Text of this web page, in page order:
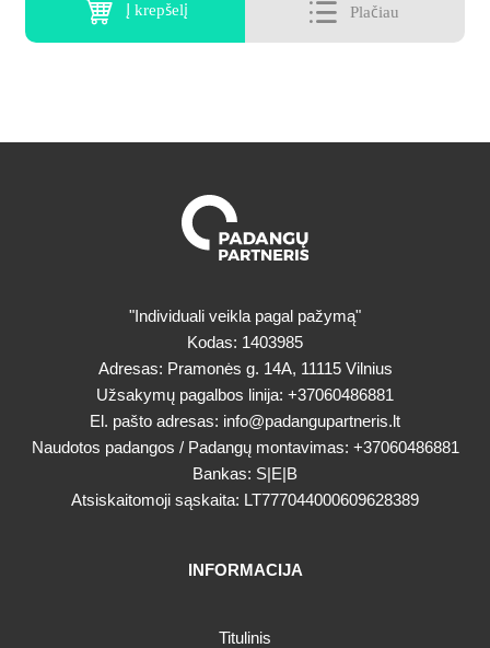
Į krepšelį
"Individuali veikla pagal pažymą"
Kodas: 1403985
Adresas: Pramonės g. 14A, 11115 Vilnius
Užsakymų pagalbos linija: +37060486881
El. pašto adresas: info@padangupartneris.lt
Naudotos padangos / Padangų montavimas: +37060486881
Bankas: S|E|B
Atsiskaitomoji sąskaita: LT777044000609628389
INFORMACIJA
Titulinis